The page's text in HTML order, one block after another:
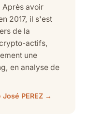
Après avoir
2017, il s'est
de la
actifs,
une
en analyse de
PEREZ →